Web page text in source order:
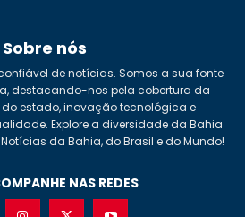
Sobre nós
de notícias. Somos a sua fonte
destacando-nos pela cobertura da
estado, inovação tecnológica e
Explore a diversidade da Bahia
da Bahia, do Brasil e do Mundo!
NAS REDES